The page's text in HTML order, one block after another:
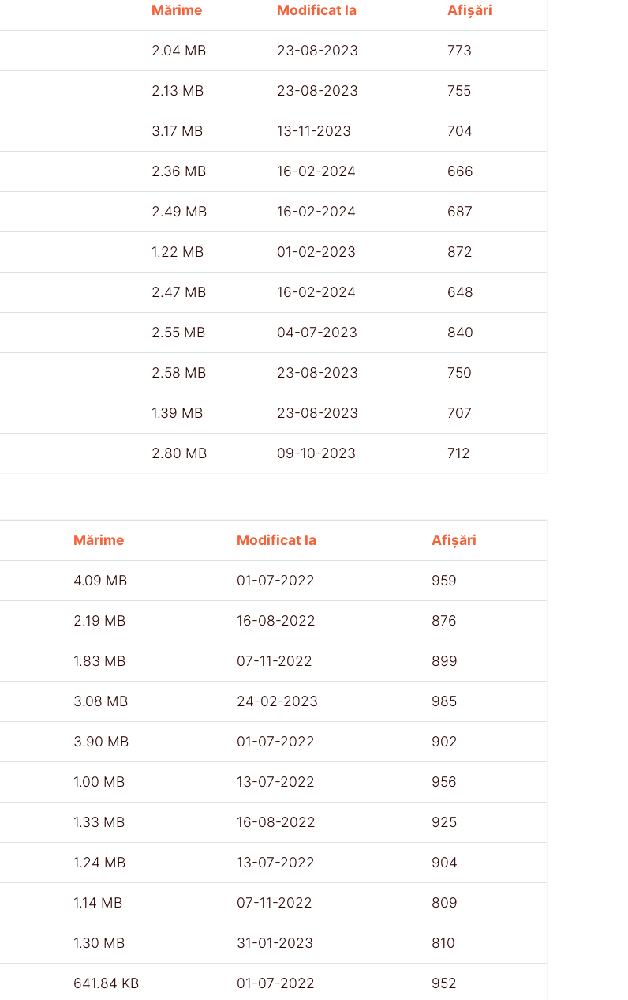
Mărime Modificat la Afișări
2.04 MB 23-08-2023 773
2.13 MB 23-08-2023 755
3.17 MB 13-11-2023 704
2.36 MB 16-02-2024 666
2.49 MB 16-02-2024 687
1.22 MB 01-02-2023 872
2.47 MB 16-02-2024 648
2.55 MB 04-07-2023 840
2.58 MB 23-08-2023 750
1.39 MB 23-08-2023 707
2.80 MB 09-10-2023 712
Mărime Modificat la Afișări
4.09 MB 01-07-2022 959
2.19 MB 16-08-2022 876
1.83 MB 07-11-2022 899
3.08 MB 24-02-2023 985
3.90 MB 01-07-2022 902
1.00 MB 13-07-2022 956
1.33 MB 16-08-2022 925
1.24 MB 13-07-2022 904
1.14 MB 07-11-2022 809
1.30 MB 31-01-2023 810
641.84 KB 01-07-2022 952